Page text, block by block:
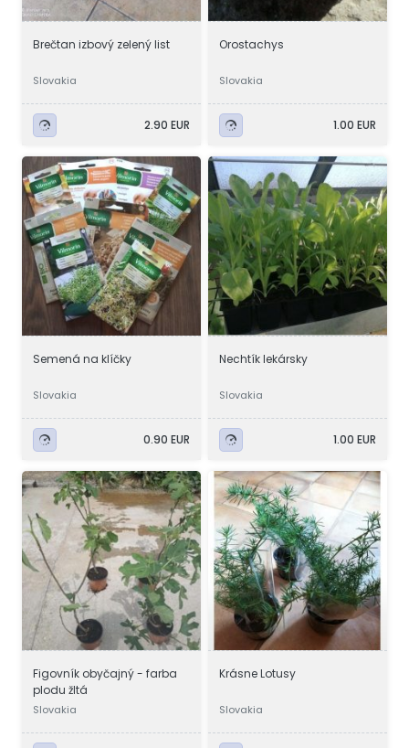
Brečtan izbový zelený list
Slovakia
2.90 EUR
Orostachys
Slovakia
1.00 EUR
Semená na klíčky
Slovakia
0.90 EUR
Nechtík lekársky
Slovakia
1.00 EUR
Figovník obyčajný - farba
plodu žltá
Slovakia
Krásne Lotusy
Slovakia